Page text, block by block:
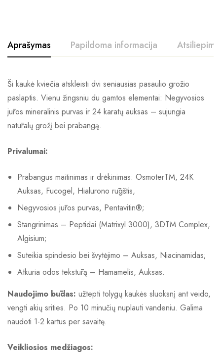
Aprašymas Papildoma informacija
Ši kaukė kviečia atskleisti dvi seniausias pasaulio grožio
paslaptis. Vienu žingsniu du gamtos elementai: Negyvosios
jūros mineralinis purvas ir 24 karatų auksas – sujungia
natūralų grožį bei prabangą.
Privalumai:
Prabangus maitinimas ir drėkinimas: OsmoterTM, 24K
Auksas, Fucogel, Hialurono rūgštis,
Negyvosios jūros purvas, Pentavitin®;
Stangrinimas – Peptidai (Matrixyl 3000), 3DTM Complex,
Algisium;
Suteikia spindesio bei švytėjimo – Auksas, Niacinamidas;
Atkuria odos tekstūrą – Hamamelis, Auksas.
Naudojimo būdas: užtepti tolygų kaukės sluoksnį ant veido,
vengti akių srities. Po 10 minučių nuplauti vandeniu. Galima
naudoti 1-2 kartus per savaitę.
Veikliosios medžiagos: